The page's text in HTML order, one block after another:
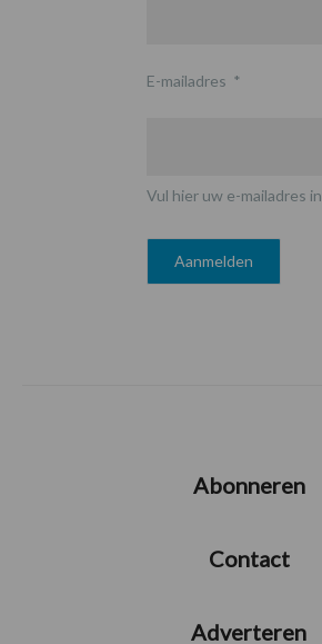
E-mailadres *
Vul hier uw e-mailadres in
Abonneren
Contact
Adverteren